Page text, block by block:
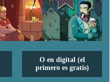
O en digital (el
primero es gratis)